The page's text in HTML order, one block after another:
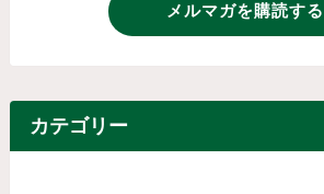
メルマガを購読する
カテゴリー